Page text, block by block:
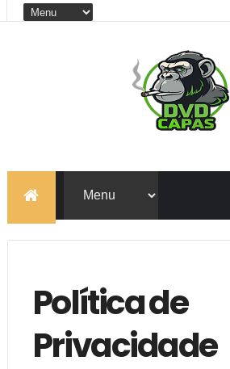
Política de
Privacidade